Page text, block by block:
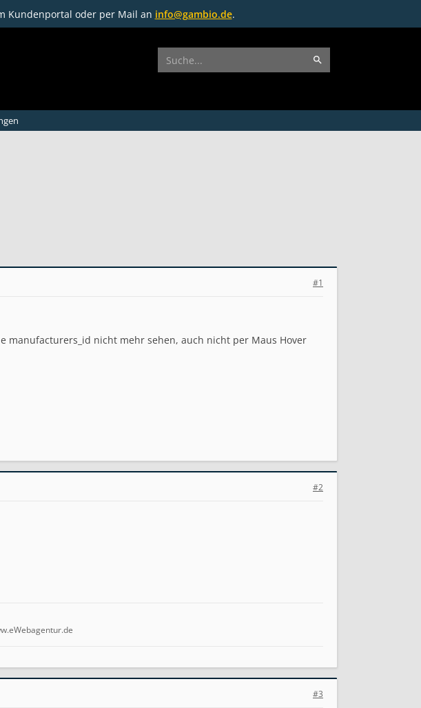
Kundenportal oder per Mail an info@gambio.de.
#1
manufacturers_id nicht mehr sehen, auch nicht per Maus Hover
#2
#3